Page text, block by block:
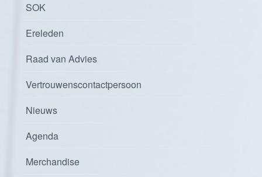
SOK
Ereleden
Raad van Advies
Vertrouwenscontactpersoon
Nieuws
Agenda
Merchandise